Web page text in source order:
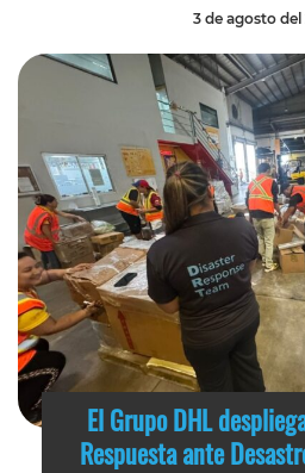
3 de agosto del
El Grupo DHL
Respuesta ante